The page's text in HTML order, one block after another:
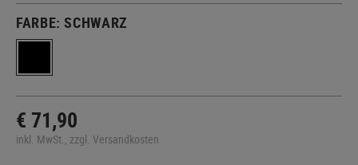
FARBE:SCHWARZ
€ 71,90
inkl. MwSt., zzgl. Versandkosten